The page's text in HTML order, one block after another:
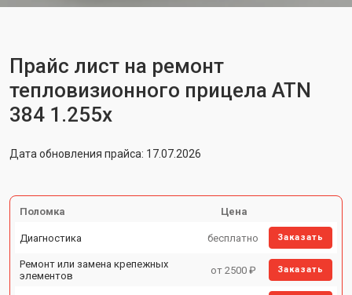
Прайс лист на ремонт
тепловизионного прицела ATN
384 1.255x
Дата обновления прайса: 17.07.2026
Поломка Цена
Диагностика бесплатно Заказать
Ремонт или замена крепежных
элементов
от 2500 ₽ Заказать